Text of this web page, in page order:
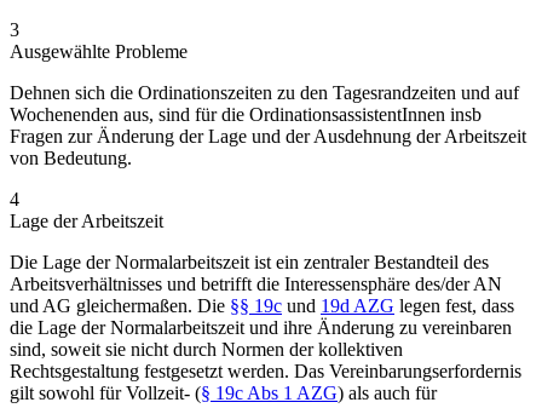
3
Ausgewählte Probleme
Dehnen sich die Ordinationszeiten zu den Tagesrandzeiten und auf
Wochenenden aus, sind für die OrdinationsassistentInnen insb
Fragen zur Änderung der Lage und der Ausdehnung der Arbeitszeit
von Bedeutung.
4
Lage der Arbeitszeit
Die Lage der Normalarbeitszeit ist ein zentraler Bestandteil des
Arbeitsverhältnisses und betrifft die Interessensphäre des/der AN
und AG gleichermaßen. Die §§ 19c und 19d AZG legen fest, dass
die Lage der Normalarbeitszeit und ihre Änderung zu vereinbaren
sind, soweit sie nicht durch Normen der kollektiven
Rechtsgestaltung festgesetzt werden. Das Vereinbarungserfordernis
gilt sowohl für Vollzeit- (§ 19c Abs 1 AZG) als auch für